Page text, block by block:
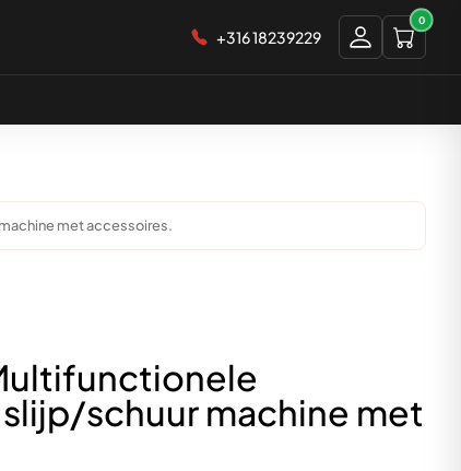
+316 18239229
0
met accessoires.
schuur machine met